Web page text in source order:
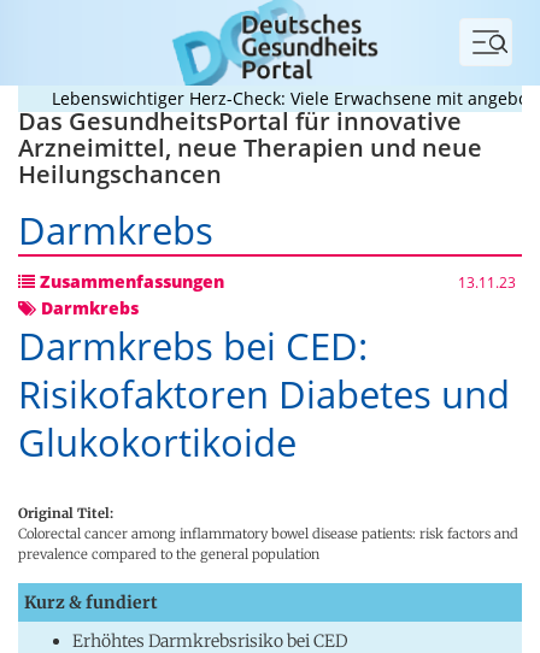
Menü
Lebenswichtiger Herz-Check: Viele Erwachsene mit
Das GesundheitsPortal für innovative
Arzneimittel, neue Therapien und neue
Heilungschancen
Darmkrebs
Zusammenfassungen 13.11.23
Darmkrebs
Darmkrebs bei CED:
Risikofaktoren Diabetes und
Glukokortikoide
Original Titel:
Colorectal cancer among inflammatory bowel disease patients: risk factors and
prevalence compared to the general population
Kurz & fundiert
Erhöhtes Darmkrebsrisiko bei CED